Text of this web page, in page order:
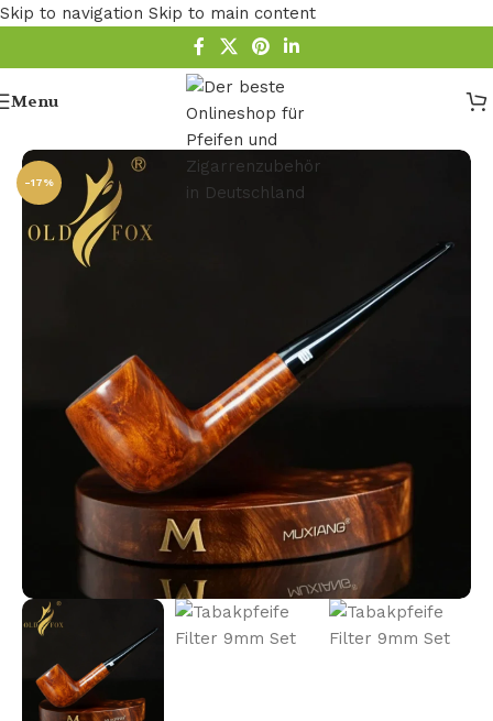
Skip to navigation Skip to main content
Menu
9mm Filter-Pfeifen
-17%